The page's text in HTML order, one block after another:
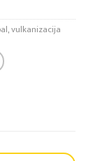
,vulkanizacija